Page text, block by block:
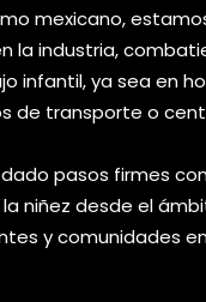
mexicano,
la industria,
infantil, ya sea en
de transporte o
pasos firmes
niñez desde el
y comunidades